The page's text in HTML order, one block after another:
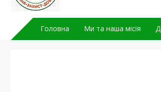
Головна Ми та наша місія